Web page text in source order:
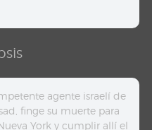
agente israelí de
finge su muerte para
York y cumplir allí el